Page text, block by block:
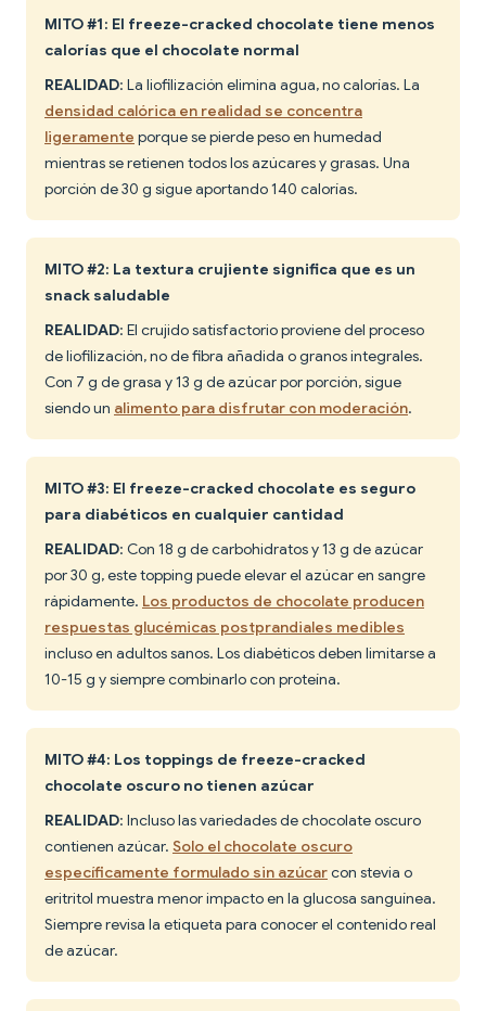
MITO #1: El freeze-cracked chocolate tiene menos
calorías que el chocolate normal
REALIDAD: La liofilización elimina agua, no calorías. La
densidad calórica en realidad se concentra
ligeramente porque se pierde peso en humedad
mientras se retienen todos los azúcares y grasas. Una
porción de 30 g sigue aportando 140 calorías.
MITO #2: La textura crujiente significa que es un
snack saludable
REALIDAD: El crujido satisfactorio proviene del proceso
de liofilización, no de fibra añadida o granos integrales.
Con 7 g de grasa y 13 g de azúcar por porción, sigue
siendo un alimento para disfrutar con moderación.
MITO #3: El freeze-cracked chocolate es seguro
para diabéticos en cualquier cantidad
REALIDAD: Con 18 g de carbohidratos y 13 g de azúcar
por 30 g, este topping puede elevar el azúcar en sangre
rápidamente. Los productos de chocolate producen
respuestas glucémicas postprandiales medibles
incluso en adultos sanos. Los diabéticos deben limitarse a
10-15 g y siempre combinarlo con proteína.
MITO #4: Los toppings de freeze-cracked
chocolate oscuro no tienen azúcar
REALIDAD: Incluso las variedades de chocolate oscuro
contienen azúcar. Solo el chocolate oscuro
específicamente formulado sin azúcarcon stevia o
eritritol muestra menor impacto en la glucosa sanguínea.
Siempre revisa la etiqueta para conocer el contenido real
de azúcar.